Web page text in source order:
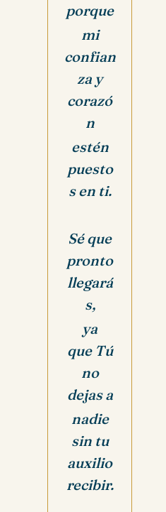
porque
mi
confian
za y
corazó
n
estén
puesto
s en ti.
Sé que
pronto
llegará
s,
ya
que Tú
no
dejas a
nadie
sin tu
auxilio
recibir.